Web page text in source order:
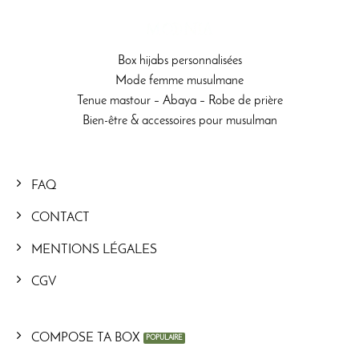
Box hijabs personnalisées
Mode femme musulmane
Tenue mastour – Abaya – Robe de prière
Bien-être & accessoires pour musulman
FAQ
CONTACT
MENTIONS LÉGALES
CGV
COMPOSE TA BOX